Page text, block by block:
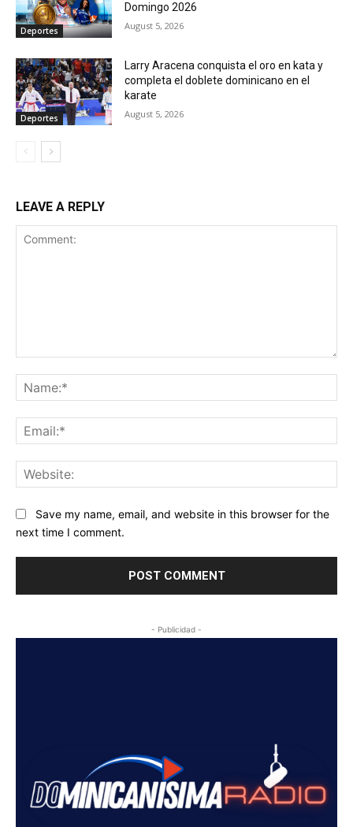
Deportes
Domingo 2026
August 5, 2026
Deportes
Larry Aracena conquista el oro en kata y
completa el doblete dominicano en el
karate
August 5, 2026
LEAVE A REPLY
Save my name, email, and website in this browser for the
next time I comment.
- Publicidad -